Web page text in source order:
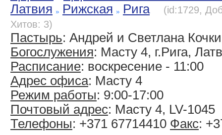
Латвия
Рижская Рига
(id:1729,
Хитов: 3)
Пастырь: Андрей и Светлана
Богослужения: Масту 4, г.Рига,
Расписание: воскресение - 11:00
Адрес офиса: Масту 4
Режим работы: 9:00-17:00
Почтовый адрес: Масту 4, LV-1045
Телефоны: +371 67714410 Факс: